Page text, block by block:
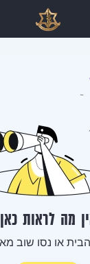
מה לראות כאן
או נסו שוב